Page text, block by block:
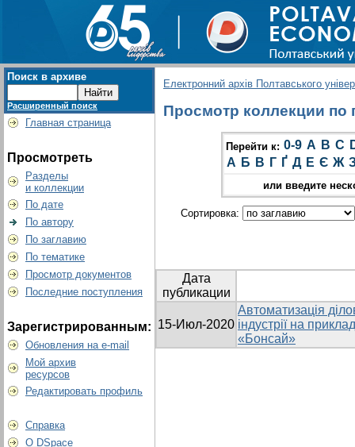
Поиск в архиве
Расширенный поиск
Главная страница
Просмотреть
Разделы
и коллекции
По дате
По автору
По заглавию
По тематике
Просмотр документов
Последние поступления
Зарегистрированным:
Обновления на e-mail
Мой архив
ресурсов
Редактировать профиль
Справка
О DSpace
Електронний архів Полтавського
Просмотр коллекции по
Перейти к: 0-9 A B C
А Б В Г Ґ Д Е Є Ж
или введите
Сортировка:
Дата
публикации
15-Июл-2020
Автоматизація
індустрії на
«Бонсай»